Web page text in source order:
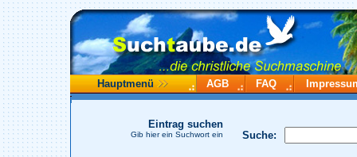
Hauptmenü AGB FAQ
Suche:
Eintrag suchen
Gib hier ein Suchwort ein